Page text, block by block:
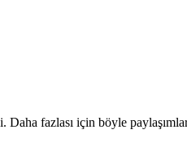
fazlası için böyle